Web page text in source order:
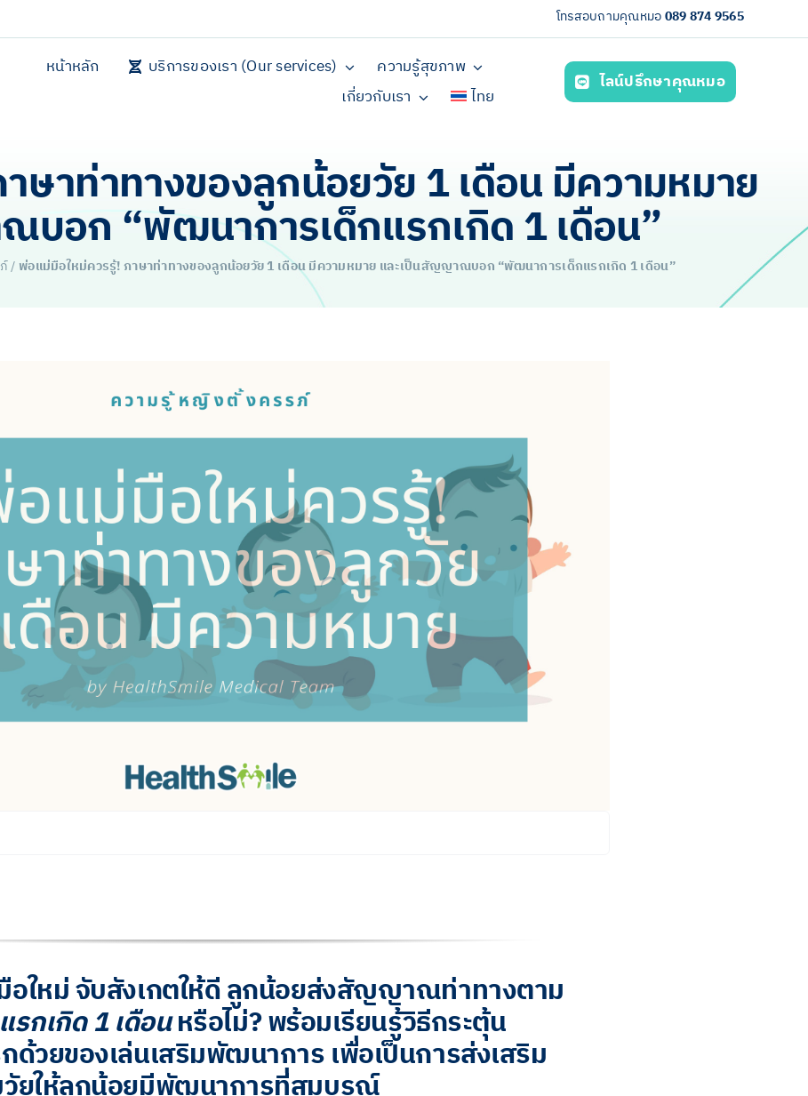
โทรสอบถามคุณหมอ089 874 9565
หน้าหลัก บริการของเรา (Our services)
ความรู้สุขภาพ
เกี่ยวกับเรา
ไทย
ไลน์ปรึกษาคุณหมอ
ษาท่าทางของลูกน้อยวัย 1 เดือน มีความหมาย
บอก “พัฒนาการเด็กแรกเกิด 1 เดือน”
/ พ่อแม่มือใหม่ควรรู้! ภาษาท่าทางของลูกน้อยวัย 1 เดือน มีความหมาย และเป็นสัญญาณบอก “พัฒนาการเด็กแรกเกิด 1 เดือน”
หม่ จับสังเกตให้ดี ลูกน้อยส่งสัญญาณท่าทางตาม
กเกิด 1 เดือนหรือไม่? พร้อมเรียนรู้วิธีกระตุ้น
วยของเล่นเสริมพัฒนาการ เพื่อเป็นการส่งเสริม
ยให้ลูกน้อยมีพัฒนาการที่สมบูรณ์